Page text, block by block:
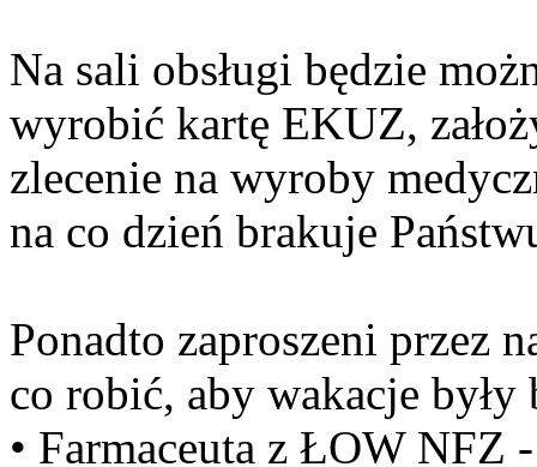
Na sali obsługi będzie
wyrobić kartę EKUZ,
zlecenie na wyroby
na co dzień brakuje
Ponadto zaproszeni przez
co robić, aby wakacje były
• Farmaceuta z ŁOW NFZ